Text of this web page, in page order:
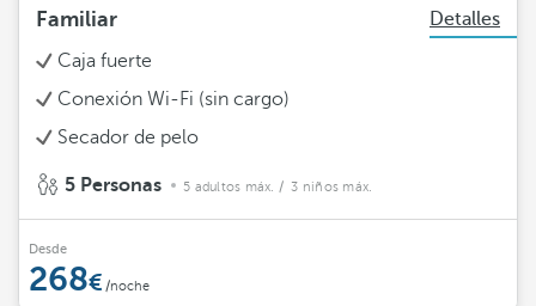
Familiar
Detalles
Caja fuerte
Conexión Wi-Fi (sin cargo)
Secador de pelo
5 Personas 5 adultos máx. / 3 niños máx.
Desde
268 /noche